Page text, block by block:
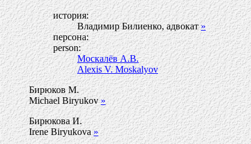
история:
Владимир Билиенко, адвокат»
персона:
person:
Москалёв А.В.
Alexis V. Moskalyov
Бирюков М.
Michael Biryukov»
Бирюкова И.
Irene Biryukova»